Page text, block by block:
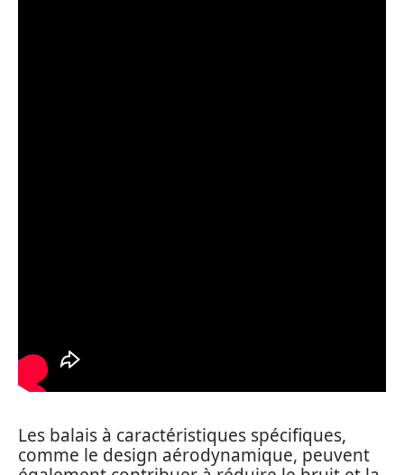
Les balais à caractéristiques spécifiques,
comme le design aérodynamique, peuvent